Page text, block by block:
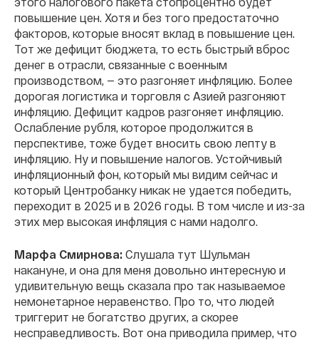
повышение цен. Хотя и без того предостаточно
факторов, которые вносят вклад в повышение цен.
Тот же дефицит бюджета, то есть быстрый вброс
денег в отрасли, связанные с военным
производством, — это разгоняет инфляцию. Более
дорогая логистика и торговля с Азией разгоняют
инфляцию. Дефицит кадров разгоняет инфляцию.
Ослабление рубля, которое продолжится в
перспективе, тоже будет вносить свою лепту в
инфляцию. Ну и повышение налогов. Устойчивый
инфляционный фон, который мы видим сейчас и
который Центробанку никак не удается победить,
переходит в 2025 и в 2026 годы. В том числе и из-за
этих мер высокая инфляция с нами надолго.
Марфа Смирнова: Слушала тут Шульман
накануне, и она для меня довольно интересную и
удивительную вещь сказала про так называемое
немонетарное неравенство. Про то, что людей
триггерит не богатство других, а скорее
несправедливость. Вот она приводила пример, что